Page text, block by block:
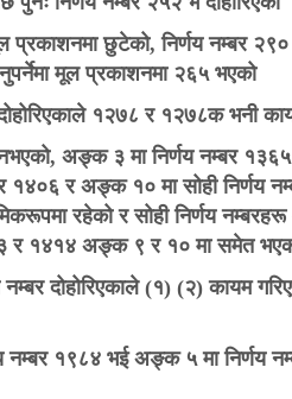
छुटेको, निर्णय नम्बर २९०
मूल प्रकाशनमा २६५ भएको
१२७८ र १२७८क भनी
अङ्क ३ मा निर्णय नम्बर
१४०६ र अङ्क १० मा सोही निर्णय
रहेको र सोही निर्णय
र १४१४ अङ्क ९ र १० मा समेत
दोहोरिएकाले (१) (२) कायम
१९८४ भई अङ्क ५ मा निर्णय